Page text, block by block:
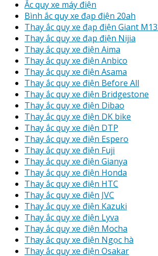
Ắc quy xe máy điện
Bình ắc quy xe đạp điện 20ah
Thay ắc quy xe đạp điện Giant
Thay ắc quy xe đạp điện Nijia
Thay ắc quy xe điện Aima
Thay ắc quy xe điện Anbico
Thay ắc quy xe điện Asama
Thay ắc quy xe điện Before All
Thay ắc quy xe điện Bridgestone
Thay ắc quy xe điện Dibao
Thay ắc quy xe điện DK bike
Thay ắc quy xe điện DTP
Thay ắc quy xe điện Espero
Thay ắc quy xe điện Fuji
Thay ắc quy xe điện Gianya
Thay ắc quy xe điện Honda
Thay ắc quy xe điện HTC
Thay ắc quy xe điện JVC
Thay ắc quy xe điện Kazuki
Thay ắc quy xe điện Lyva
Thay ắc quy xe điện Mocha
Thay ắc quy xe điện Ngọc hà
Thay ắc quy xe điện Osakar